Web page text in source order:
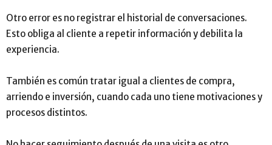
Otro error es no registrar el historial de conversaciones.
Esto obliga al cliente a repetir información y debilita la
experiencia.
También es común tratar igual a clientes de compra,
arriendo e inversión, cuando cada uno tiene motivaciones y
procesos distintos.